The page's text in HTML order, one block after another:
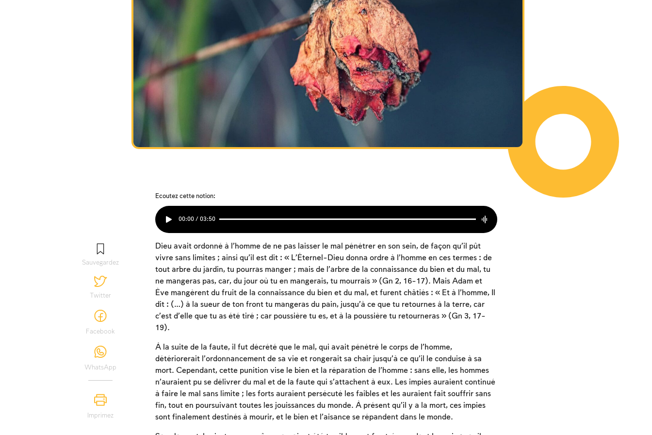
Ecoutez cette notion:
00:00 / 03:50
Sauvegardez
Twitter
Facebook
WhatsApp
Imprimez
Dieu avait ordonné à l’homme de ne pas laisser le mal pénétrer en son sein, de façon qu’il pût
vivre sans limites ; ainsi qu’il est dit : « L’Éternel-Dieu donna ordre à l’homme en ces termes : de
tout arbre du jardin, tu pourras manger ; mais de l’arbre de la connaissance du bien et du mal, tu
ne mangeras pas, car, du jour où tu en mangerais, tu mourrais » (Gn 2, 16-17). Mais Adam et
Ève mangèrent du fruit de la connaissance du bien et du mal, et furent châtiés : « Et à l’homme, Il
dit : (…) à la sueur de ton front tu mangeras du pain, jusqu’à ce que tu retournes à la terre, car
c’est d’elle que tu as été tiré ; car poussière tu es, et à la poussière tu retourneras » (Gn 3, 17-
19).
À la suite de la faute, il fut décrété que le mal, qui avait pénétré le corps de l’homme,
détériorerait l’ordonnancement de sa vie et rongerait sa chair jusqu’à ce qu’il le conduise à sa
mort. Cependant, cette punition vise le bien et la réparation de l’homme : sans elle, les hommes
n’auraient pu se délivrer du mal et de la faute qui s’attachent à eux. Les impies auraient continué
à faire le mal sans limite ; les forts auraient persécuté les faibles et les auraient fait souffrir sans
fin, tout en poursuivant toutes les jouissances du monde. À présent qu’il y a la mort, ces impies
sont finalement destinés à mourir, et le bien et l’aisance se répandent dans le monde.